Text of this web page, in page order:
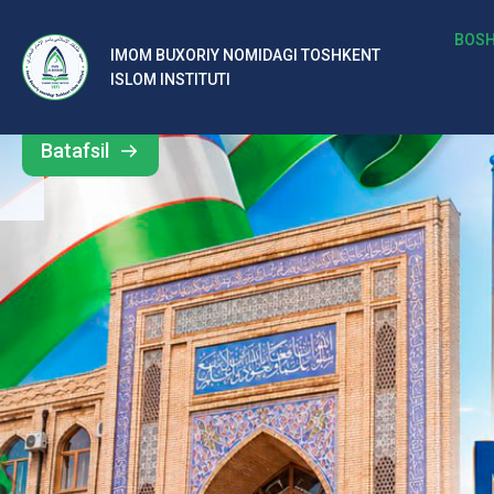
IMOM BUXORIY NOMIDAGI TOSHKENT
ISLOM INSTITUTI
b
al
ar
o‘
rt
a
si
d
Barcha
yangiliklar
Batafsil